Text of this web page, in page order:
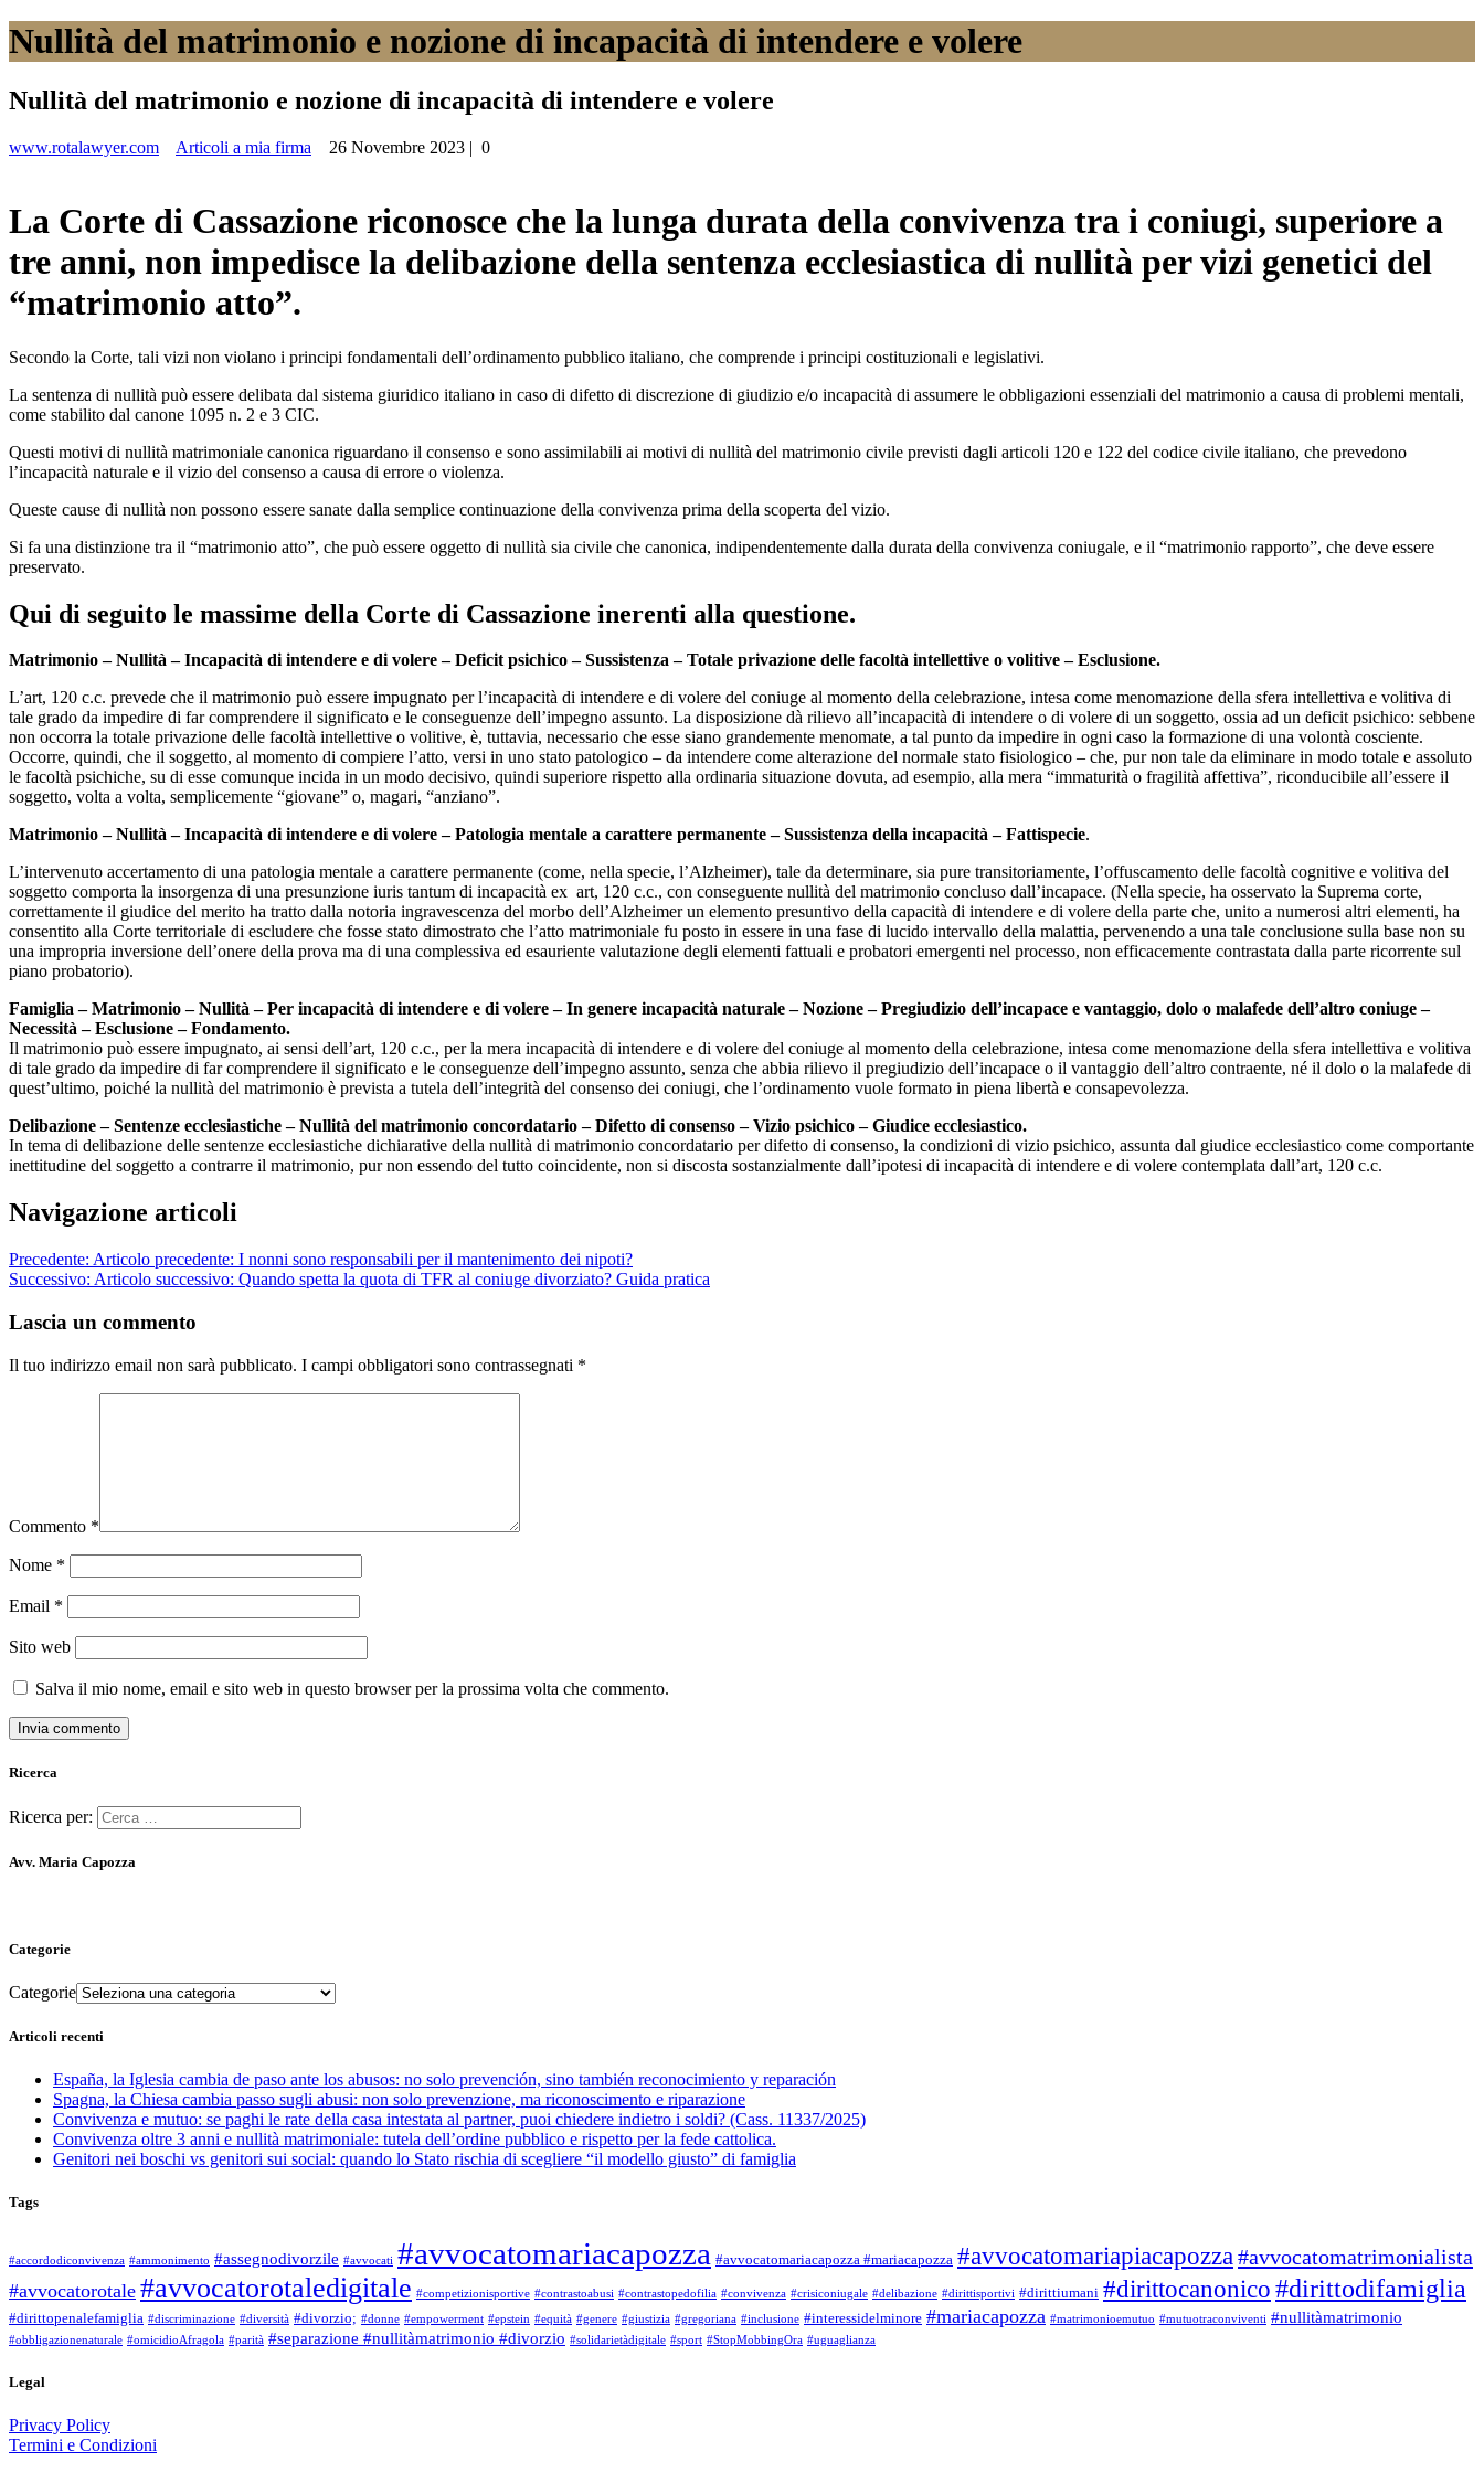
Nullità del matrimonio e nozione di incapacità di intendere e volere
Nullità del matrimonio e nozione di incapacità di intendere e volere
www.rotalawyer.com Articoli a mia firma 26 Novembre 2023 | 0
La Corte di Cassazione riconosce che la lunga durata della convivenza tra i coniugi, superiore a
tre anni, non impedisce la delibazione della sentenza ecclesiastica di nullità per vizi genetici del
“matrimonio atto”.
Secondo la Corte, tali vizi non violano i principi fondamentali dell’ordinamento pubblico italiano, che comprende i principi costituzionali e legislativi.
La sentenza di nullità può essere delibata dal sistema giuridico italiano in caso di difetto di discrezione di giudizio e/o incapacità di assumere le obbligazioni essenziali del matrimonio a causa di problemi mentali,
come stabilito dal canone 1095 n. 2 e 3 CIC.
Questi motivi di nullità matrimoniale canonica riguardano il consenso e sono assimilabili ai motivi di nullità del matrimonio civile previsti dagli articoli 120 e 122 del codice civile italiano, che prevedono
l’incapacità naturale e il vizio del consenso a causa di errore o violenza.
Queste cause di nullità non possono essere sanate dalla semplice continuazione della convivenza prima della scoperta del vizio.
Si fa una distinzione tra il “matrimonio atto”, che può essere oggetto di nullità sia civile che canonica, indipendentemente dalla durata della convivenza coniugale, e il “matrimonio rapporto”, che deve essere
preservato.
Qui di seguito le massime della Corte di Cassazione inerenti alla questione.
Matrimonio– Nullità – Incapacità di intendere e di volere – Deficit psichico – Sussistenza – Totale privazione delle facoltà intellettive o volitive – Esclusione.
L’art, 120 c.c. prevede che il matrimonio può essere impugnato per l’incapacità di intendere e di volere del coniuge al momento della celebrazione, intesa come menomazione della sfera intellettiva e volitiva di
tale grado da impedire di far comprendere il significato e le conseguenze dell’impegno assunto. La disposizione dà rilievo all’incapacità di intendere o di volere di un soggetto, ossia ad un deficit psichico: sebbene
non occorra la totale privazione delle facoltà intellettive o volitive, è, tuttavia, necessario che esse siano grandemente menomate, a tal punto da impedire in ogni caso la formazione di una volontà cosciente.
Occorre, quindi, che il soggetto, al momento di compiere l’atto, versi in uno stato patologico – da intendere come alterazione del normale stato fisiologico – che, pur non tale da eliminare in modo totale e assoluto
le facoltà psichiche, su di esse comunque incida in un modo decisivo, quindi superiore rispetto alla ordinaria situazione dovuta, ad esempio, alla mera “immaturità o fragilità affettiva”, riconducibile all’essere il
soggetto, volta a volta, semplicemente “giovane” o, magari, “anziano”.
Matrimonio– Nullità – Incapacità di intendere e di volere – Patologia mentale a carattere permanente – Sussistenza della incapacità – Fattispecie.
L’intervenuto accertamento di una patologia mentale a carattere permanente (come, nella specie, l’Alzheimer), tale da determinare, sia pure transitoriamente, l’offuscamento delle facoltà cognitive e volitiva del
soggetto comporta la insorgenza di una presunzione iuris tantum di incapacità ex art, 120 c.c., con conseguente nullità del matrimonio concluso dall’incapace. (Nella specie, ha osservato la Suprema corte,
correttamente il giudice del merito ha tratto dalla notoria ingravescenza del morbo dell’Alzheimer un elemento presuntivo della capacità di intendere e di volere della parte che, unito a numerosi altri elementi, ha
consentito alla Corte territoriale di escludere che fosse stato dimostrato che l’atto matrimoniale fu posto in essere in una fase di lucido intervallo della malattia, pervenendo a una tale conclusione sulla base non su
una impropria inversione dell’onere della prova ma di una complessiva ed esauriente valutazione degli elementi fattuali e probatori emergenti nel processo, non efficacemente contrastata dalla parte ricorrente sul
piano probatorio).
Famiglia – Matrimonio – Nullità – Per incapacità di intendere e di volere – In genere incapacità naturale – Nozione – Pregiudizio dell’incapace e vantaggio, dolo o malafede dell’altro coniuge –
Necessità – Esclusione – Fondamento.
Il matrimonio può essere impugnato, ai sensi dell’art, 120 c.c., per la mera incapacità di intendere e di volere del coniuge al momento della celebrazione, intesa come menomazione della sfera intellettiva e volitiva
di tale grado da impedire di far comprendere il significato e le conseguenze dell’impegno assunto, senza che abbia rilievo il pregiudizio dell’incapace o il vantaggio dell’altro contraente, né il dolo o la malafede di
quest’ultimo, poiché la nullità del matrimonio è prevista a tutela dell’integrità del consenso dei coniugi, che l’ordinamento vuole formato in piena libertà e consapevolezza.
Delibazione– Sentenze ecclesiastiche – Nullità del matrimonio concordatario – Difetto di consenso – Vizio psichico – Giudice ecclesiastico.
In tema di delibazione delle sentenze ecclesiastiche dichiarative della nullità di matrimonio concordatario per difetto di consenso, la condizioni di vizio psichico, assunta dal giudice ecclesiastico come comportante
inettitudine del soggetto a contrarre il matrimonio, pur non essendo del tutto coincidente, non si discosta sostanzialmente dall’ipotesi di incapacità di intendere e di volere contemplata dall’art, 120 c.c.
Navigazione articoli
Precedente: Articolo precedente: I nonni sono responsabili per il mantenimento dei nipoti?
Successivo: Articolo successivo: Quando spetta la quota di TFR al coniuge divorziato? Guida pratica
Lascia un commento
Il tuo indirizzo email non sarà pubblicato. I campi obbligatori sono contrassegnati *
Commento *
Nome *
Email *
Sito web
Salva il mio nome, email e sito web in questo browser per la prossima volta che commento.
Ricerca
Ricerca per:
Avv. Maria Capozza
Categorie
Categorie
Articoli recenti
España, la Iglesia cambia de paso ante los abusos: no solo prevención, sino también reconocimiento y reparación
Spagna, la Chiesa cambia passo sugli abusi: non solo prevenzione, ma riconoscimento e riparazione
Convivenza e mutuo: se paghi le rate della casa intestata al partner, puoi chiedere indietro i soldi? (Cass. 11337/2025)
Convivenza oltre 3 anni e nullità matrimoniale: tutela dell’ordine pubblico e rispetto per la fede cattolica.
Genitori nei boschi vs genitori sui social: quando lo Stato rischia di scegliere “il modello giusto” di famiglia
Tags
#accordodiconvivenza #ammonimento #assegnodivorzile #avvocati #avvocatomariacapozza #avvocatomariacapozza #mariacapozza #avvocatomariapiacapozza#avvocatomatrimonialista
#avvocatorotale #avvocatorotaledigitale #competizionisportive #contrastoabusi #contrastopedofilia #convivenza #crisiconiugale #delibazione #dirittisportivi #dirittiumani #dirittocanonico #dirittodifamiglia
#dirittopenalefamiglia #discriminazione #diversità #divorzio; #donne #empowerment #epstein #equità #genere #giustizia #gregoriana #inclusione #interessidelminore #mariacapozza #matrimonioemutuo #mutuotraconviventi #nullitàmatrimonio
#obbligazionenaturale #omicidioAfragola #parità #separazione #nullitàmatrimonio #divorzio #solidarietàdigitale #sport #StopMobbingOra #uguaglianza
Legal
Privacy Policy
Termini e Condizioni